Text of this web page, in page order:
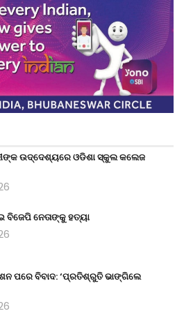
ଉଦ୍ଦେଶ୍ୟରେ ଓଡିଶା ସ୍କୁଲ କଲେଜ
ବିଜେପି ନେତାଙ୍କୁ ହତ୍ୟା
ପରେ ବିବାଦ: ‘ପ୍ରତିଶ୍ରୁତି ଭାଙ୍ଗିଲେ